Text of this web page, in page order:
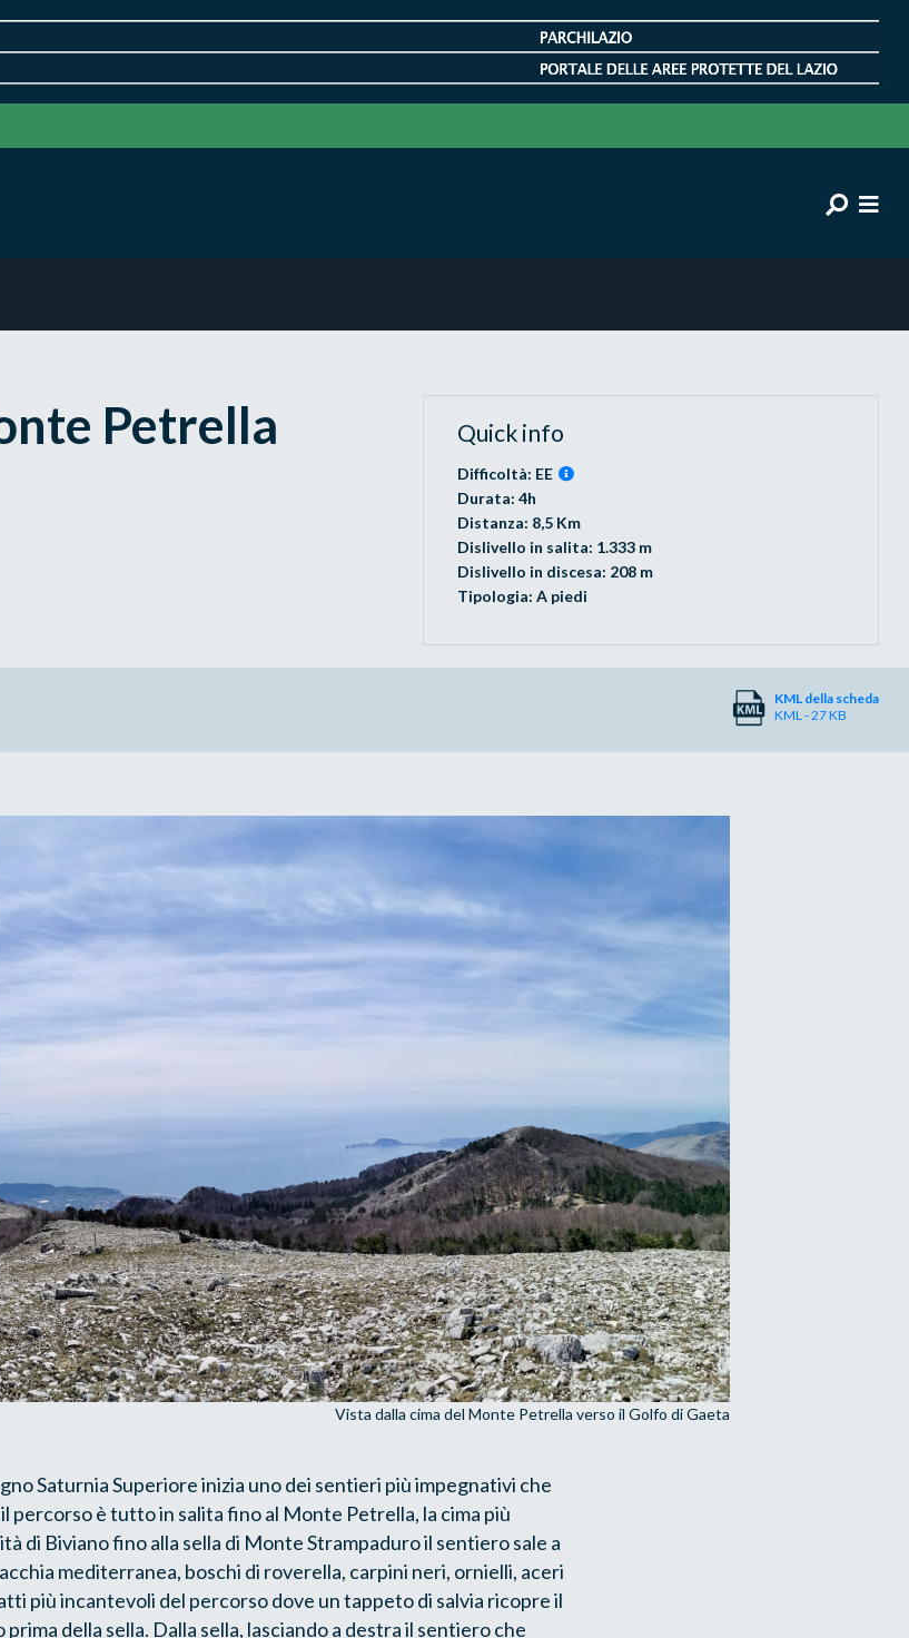
Petrella Quick info
Difficoltà: EE
Durata: 4h
Distanza: 8,5 Km
Dislivello in salita: 1.333 m
Dislivello in discesa: 208 m
Tipologia: A piedi
KML della scheda
KML - 27 KB
Vista dalla cima del Monte Petrella verso il Golfo di Gaeta
Saturnia Superiore inizia uno dei sentieri più impegnativi che
percorso è tutto in salita fino al Monte Petrella, la cima più
di Biviano fino alla sella di Monte Strampaduro il sentiero sale a
mediterranea, boschi di roverella, carpini neri, ornielli, aceri
più incantevoli del percorso dove un tappeto di salvia ricopre il
della sella. Dalla sella, lasciando a destra il sentiero che